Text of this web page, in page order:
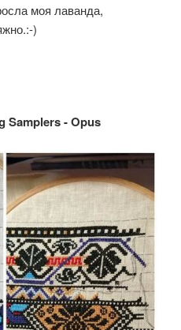
моя лаванда,
)
Samplers - Opus